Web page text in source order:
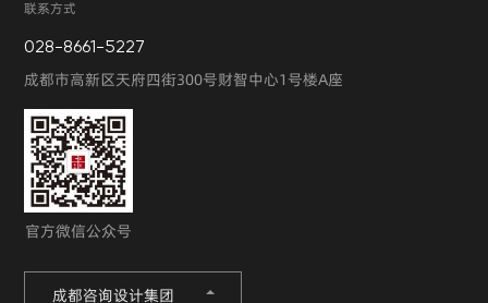
联系方式
028-8661-5227
成都市高新区天府四街300号财智中心1号楼A座
官方微信公众号
成都咨询设计集团